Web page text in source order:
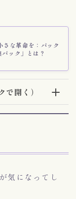
さな革命を：パック
ック」とは？
開く）
気になってし